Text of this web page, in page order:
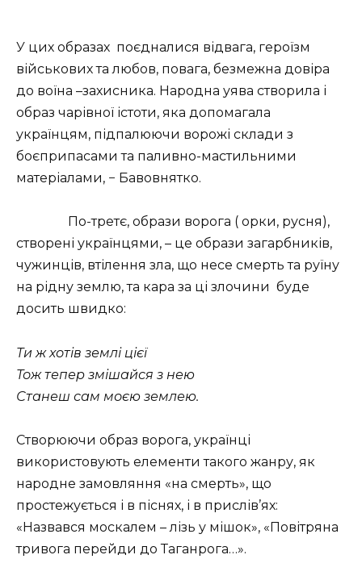
У цих образах поєдналися відвага, героїзм
військових та любов, повага, безмежна довіра
до воїна –захисника. Народна уява створила і
образ чарівної істоти, яка допомагала
українцям, підпалюючи ворожі склади з
боєприпасами та паливно-мастильними
матеріалами, − Бавовнятко.
По-третє, образи ворога ( орки, русня),
створені українцями, – це образи загарбників,
чужинців, втілення зла, що несе смерть та руїну
на рідну землю, та кара за ці злочини буде
досить швидко:
Ти ж хотів землі цієї
Тож тепер змішайся з нею
Станеш сам моєю землею.
Створюючи образ ворога, українці
використовують елементи такого жанру, як
народне замовляння «на смерть», що
простежується і в піснях, і в прислів’ях:
«Назвався москалем – лізь у мішок», «Повітряна
тривога перейди до Таганрога…».